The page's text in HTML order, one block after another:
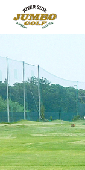
ご利用案内
運営会社
プライバシ